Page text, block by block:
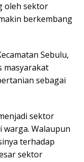
oleh sektor
berkembang
Sebulu,
masyarakat
sebagai
sektor
Walaupun
terhadap
sektor